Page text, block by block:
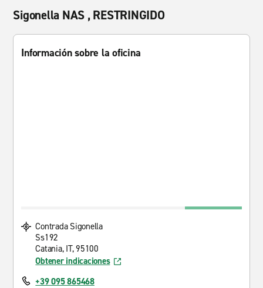
Sigonella NAS , RESTRINGIDO
Información sobre la oficina
Contrada Sigonella
Ss192
Catania, IT, 95100
Obtener indicaciones
+39 095 865468